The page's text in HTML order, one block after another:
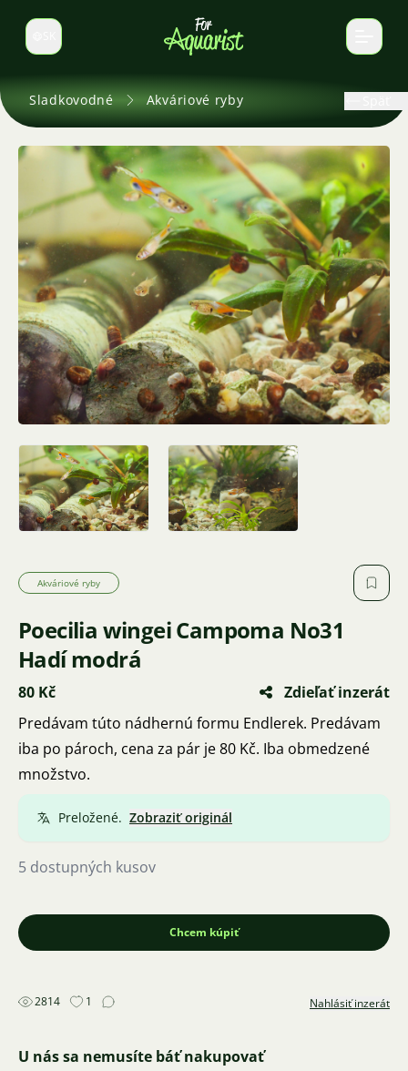
Prepnúť jazyk
Sladkovodné Akváriové ryby
Akváriové ryby
Poecilia wingei Campoma No31
Hadí modrá
80 Kč
Zdieľať inzerát
Predávam túto nádhernú formu Endlerek. Predávam
iba po pároch, cena za pár je 80 Kč. Iba obmedzené
množstvo.
Preložené. Zobraziť originál
5 dostupných kusov
Chcem kúpiť
2814 1 Nahlásiť inzerát
U nás sa nemusíte báť nakupovať